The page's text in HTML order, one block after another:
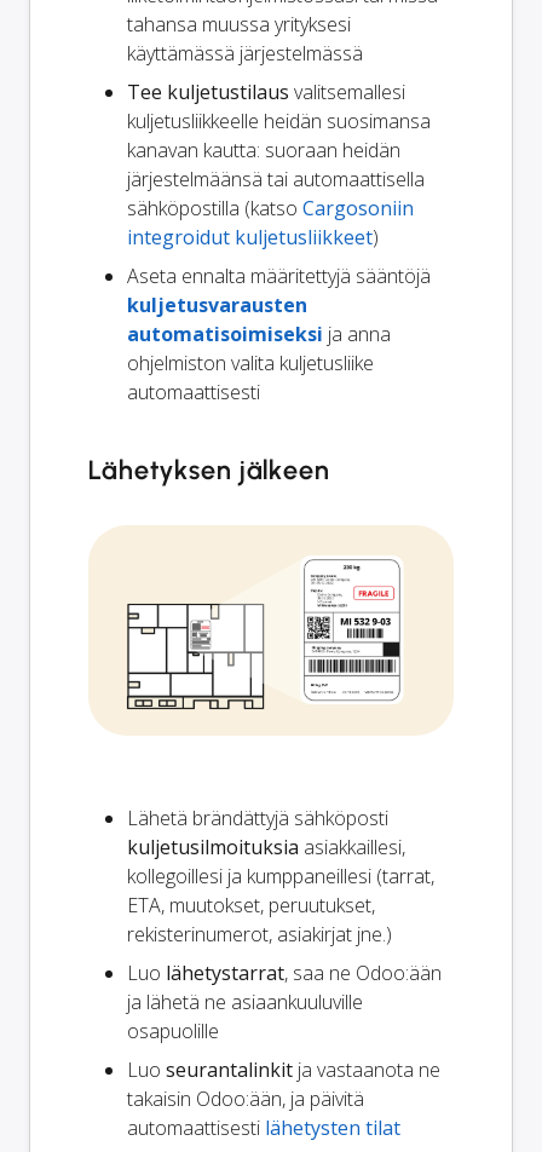
tahansa muussa yrityksesi
käyttämässä järjestelmässä
Tee kuljetustilaus valitsemallesi
kuljetusliikkeelle heidän suosimansa
kanavan kautta: suoraan heidän
järjestelmäänsä tai automaattisella
sähköpostilla (katso Cargosoniin
integroidut kuljetusliikkeet)
Aseta ennalta määritettyjä sääntöjä
kuljetusvarausten
automatisoimiseksi ja anna
ohjelmiston valita kuljetusliike
automaattisesti
Lähetyksen jälkeen
Lähetä brändättyjä sähköposti
kuljetusilmoituksia asiakkaillesi,
kollegoillesi ja kumppaneillesi (tarrat,
ETA, muutokset, peruutukset,
rekisterinumerot, asiakirjat jne.)
Luo lähetystarrat, saa ne Odoo:ään
ja lähetä ne asiaankuuluville
osapuolille
Luo seurantalinkit ja vastaanota ne
takaisin Odoo:ään, ja päivitä
automaattisesti lähetysten tilat